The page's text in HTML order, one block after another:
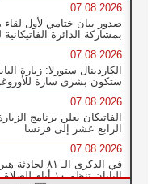
07.08.2026
صدور بيان ختامي لأول
بمشاركة الدائرة الفاتيكانية
07.08.2026
الكاردينال ستورلا: زيارة
ستكون بشرى سارة
07.08.2026
الفاتيكان يعلن برنامج
الرابع عشر إلى فرنسا
07.08.2026
في الذكرى الـ
اليابان تنظم ١٠ أيام للصلاة على نية السلام